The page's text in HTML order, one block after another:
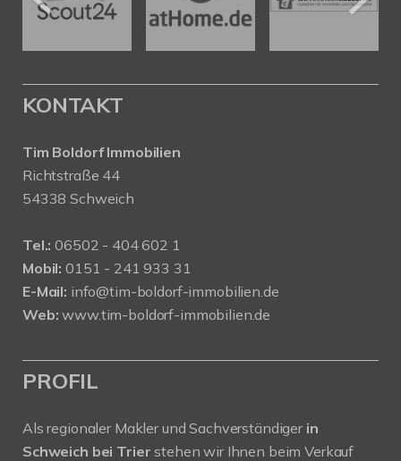
KONTAKT
Tim Boldorf Immobilien
Richtstraße 44
54338 Schweich
Tel.: 06502 - 404 602 1
Mobil: 0151 - 241 933 31
E-Mail: info@tim-boldorf-immobilien.de
Web:www.tim-boldorf-immobilien.de
PROFIL
Als regionaler Makler und Sachverständigerin
Schweich bei Trierstehen wir Ihnen beim Verkauf